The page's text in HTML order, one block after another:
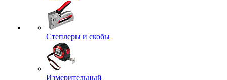
Степлеры и скобы
Измерительный